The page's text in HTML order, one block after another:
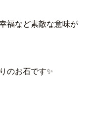
福など素敵な意味が
のお石です✨